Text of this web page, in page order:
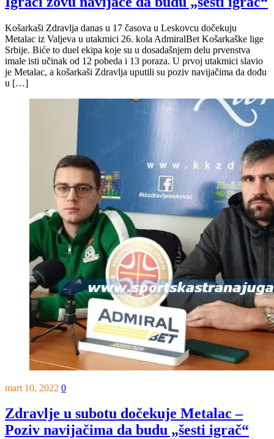
Košarkaši Zdravlja danas u 17 časova u Leskovcu dočekuju
Metalac iz Valjeva u utakmici 26. kola AdmiralBet Košarkaške lige
Srbije. Biće to duel ekipa koje su u dosadašnjem delu prvenstva
imale isti učinak od 12 pobeda i 13 poraza. U prvoj utakmici slavio
je Metalac, a košarkaši Zdravlja uputili su poziv navijačima da dođu
u […]
mart 10, 2022 0
Zdravlje u subotu dočekuje Metalac –
Poziv navijačima da budu „šesti igrač“